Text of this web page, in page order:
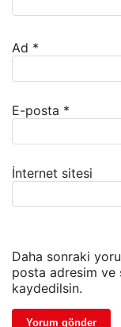
Ad *
E-posta *
İnternet sitesi
Daha sonraki
posta adresim ve
kaydedilsin.